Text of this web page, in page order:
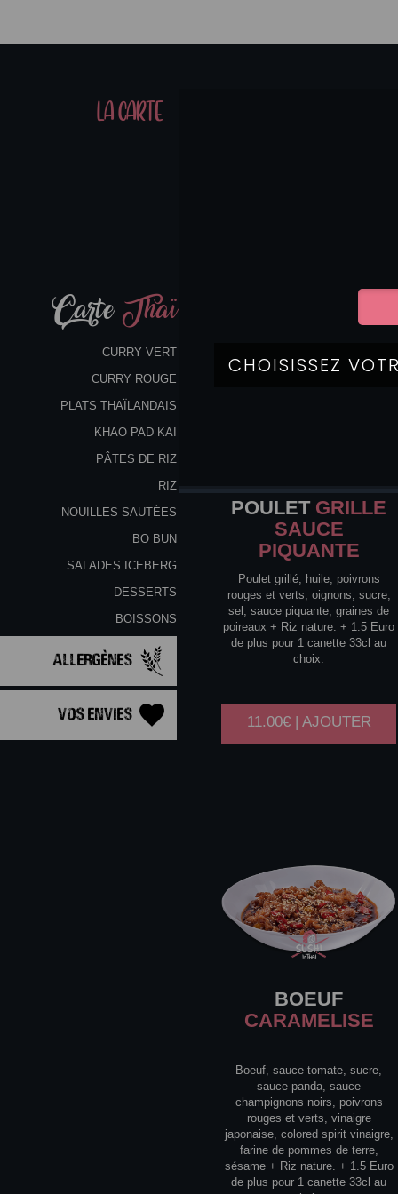
LA CARTE
CarteThaï
CURRY VERT
CURRY ROUGE
PLATS THAÏLANDAIS
KHAO PAD KAI
PÂTES DE RIZ
RIZ
NOUILLES SAUTÉES
BO BUN
SALADES ICEBERG
DESSERTS
BOISSONS
Allergènes
Vos Envies
POULETGRILLE
SAUCE
PIQUANTE
Poulet grillé, huile, poivrons
rouges et verts, oignons, sucre,
sel, sauce piquante, graines de
poireaux + Riz nature. + 1.5 Euro
de plus pour 1 canette 33cl au
choix.
11.00€ | AJOUTER
BOEUF
CARAMELISE
Boeuf, sauce tomate, sucre,
sauce panda, sauce
champignons noirs, poivrons
rouges et verts, vinaigre
japonaise, colored spirit vinaigre,
farine de pommes de terre,
sésame + Riz nature. + 1.5 Euro
de plus pour 1 canette 33cl au